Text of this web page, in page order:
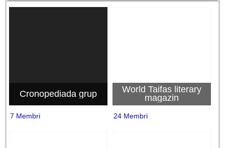
Cronopediada grup
7 Membri
World Taifas literary
magazin
24 Membri